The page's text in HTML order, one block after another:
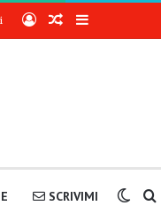
AccediArticoli a
Barra
SCRIVIMI